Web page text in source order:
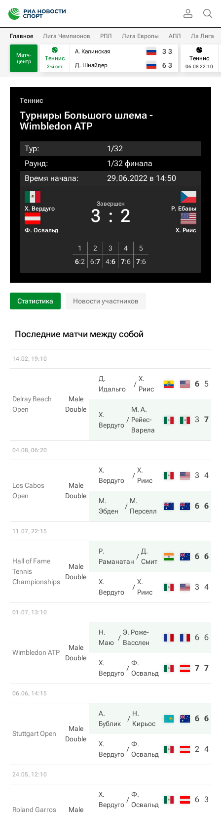
Главное Лига Чемпионов РПЛ Лига Европы АПЛ Ла Лига
Матч-
центр
Теннис
2-й сет
А. Калинская
Д. Шнайдер
3 3
6 3
Теннис
06.08 22:10
Теннис
Турниры Большого шлема -
Wimbledon ATP
Тур:
1/32
Раунд:
1/32 финала
Время начала:
29.06.2022 в 14:50
Х. Вердуго
Ф. Освальд
Завершен
3 : 2 Р. Ебавы
Х. Риис
1 2 3 4
5
6:2 6:7 4:6 7:6 7:6
Статистика Новости участников
Последние матчи между собой
14.02, 19:10
Delray Beach
Open
Male
Double
Д.
Идальго
Х.
Риис
6 5
Х.
Вердуго
М. А.
Рейес-
Варела
3 7
04.08, 06:20
Los Cabos
Open
Male
Double
Х.
Вердуго
Х.
Риис
3 4
М.
Эбден
М.
Перселл
6 6
11.07, 22:15
Hall of Fame
Tennis
Championships
Male
Double
Р.
Раманатан
Д.
Смит
6 6
Х.
Вердуго
Х.
Риис
3 4
01.07, 13:10
Wimbledon ATP
Male
Double
Н.
Маю
Э. Роже-
Васслен
6 6
Х.
Вердуго
Ф.
Освальд
7 7
06.06, 14:15
Stuttgart Open
Male
Double
А.
Бублик
Н.
Кирьос
6 6
Х.
Вердуго
Ф.
Освальд
2 4
24.05, 12:10
Roland Garros
Male
Х.
Вердуго
Ф.
Освальд
6 3